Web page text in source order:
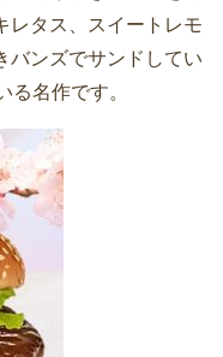
レタス、スイートレモ
バンズでサンドしてい
る名作です。